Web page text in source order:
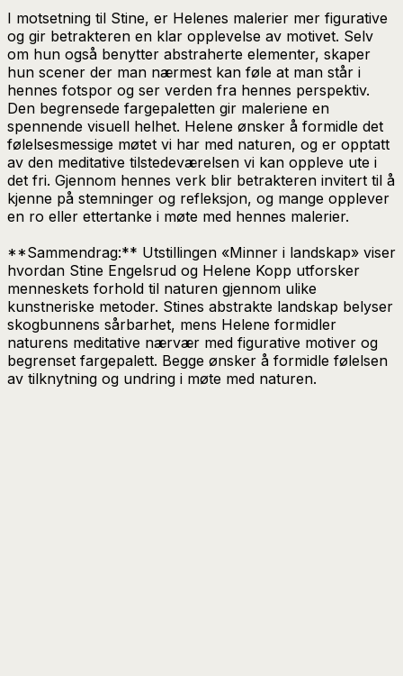
I motsetning til Stine, er Helenes malerier mer figurative
og gir betrakteren en klar opplevelse av motivet. Selv
om hun også benytter abstraherte elementer, skaper
hun scener der man nærmest kan føle at man står i
hennes fotspor og ser verden fra hennes perspektiv.
Den begrensede fargepaletten gir maleriene en
spennende visuell helhet. Helene ønsker å formidle det
følelsesmessige møtet vi har med naturen, og er opptatt
av den meditative tilstedeværelsen vi kan oppleve ute i
det fri. Gjennom hennes verk blir betrakteren invitert til å
kjenne på stemninger og refleksjon, og mange opplever
en ro eller ettertanke i møte med hennes malerier.
**Sammendrag:** Utstillingen «Minner i landskap» viser
hvordan Stine Engelsrud og Helene Kopp utforsker
menneskets forhold til naturen gjennom ulike
kunstneriske metoder. Stines abstrakte landskap belyser
skogbunnens sårbarhet, mens Helene formidler
naturens meditative nærvær med figurative motiver og
begrenset fargepalett. Begge ønsker å formidle følelsen
av tilknytning og undring i møte med naturen.